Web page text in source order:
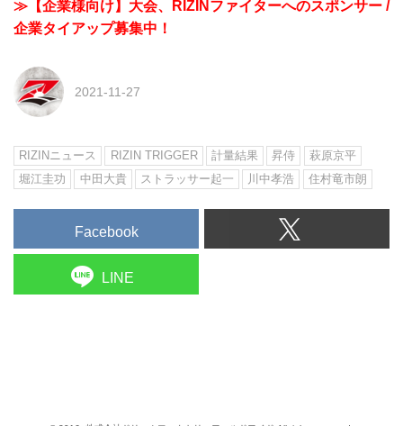
≫【企業様向け】大会、RIZINファイターへのスポンサー /
企業タイアップ募集中！
2021-11-27
RIZINニュース RIZIN TRIGGER 計量結果 昇侍
萩原京平
堀江圭功
中田大貴 ストラッサー起一 川中孝浩 住村竜市朗
Facebook
LINE